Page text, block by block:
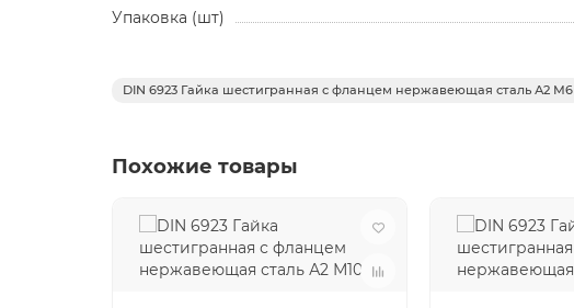
Упаковка (шт)
DIN 6923 Гайка шестигранная с фланцем нержавеющая сталь А2 М6
Похожие товары